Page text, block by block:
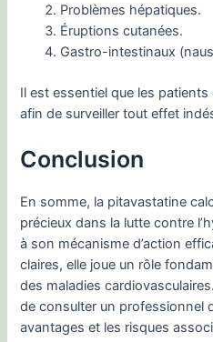
Problèmes hépatiques.
Éruptions cutanées.
Gastro-intestinaux
Il est essentiel que les
afin de surveiller tout effet
Conclusion
En somme, la pitavastatine
précieux dans la lutte contre
à son mécanisme d’action
claires, elle joue un rôle
des maladies
de consulter un professionnel
avantages et les risques